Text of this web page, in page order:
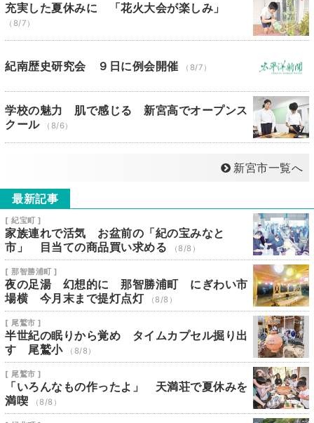
充実した夏休みに 「花火大会が楽しみ」
（8/7）
紀南歴史研究会 ９日に例会開催 （8/7）
学校の魅力 肌で感じる 新宮高でオープンス
クール
（8/6）
新宮市一覧へ
最新記事
[ 紀宝町 ]
家族連れで活気 お盆前の「紀の宝みなと
市」 目当ての商品買い求める
（8/8）
[ 那智勝浦町 ]
夜の足湯 幻想的に 那智勝浦町 にぎわい市
場横 今月末まで提灯点灯
（8/8）
[ 尾鷲市 ]
半世紀の眠りから覚め タイムカプセル掘り出
す 尾鷲小
（8/8）
[ 尾鷲市 ]
「いろんなもの作ったよ」 天満荘で夏休みを
満喫
（8/8）